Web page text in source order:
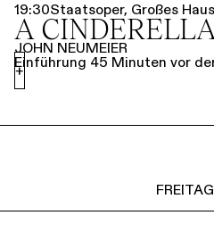
19:30Staatsoper, Großes Haus
A
JOHN NEUMEIER
Einführung 45 Minuten vor
+
FREITAG